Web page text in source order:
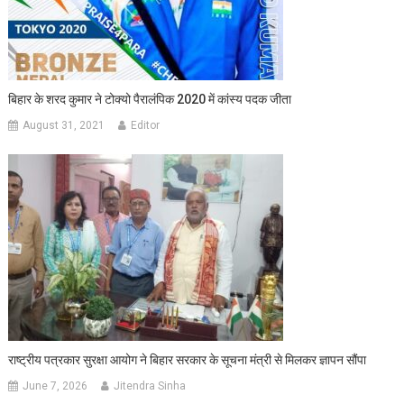
बिहार के शरद कुमार ने टोक्यो पैरालंपिक 2020 में कांस्य पदक जीता
August 31, 2021 Editor
राष्ट्रीय पत्रकार सुरक्षा आयोग ने बिहार सरकार के सूचना मंत्री से मिलकर ज्ञापन सौंपा
June 7, 2026 Jitendra Sinha